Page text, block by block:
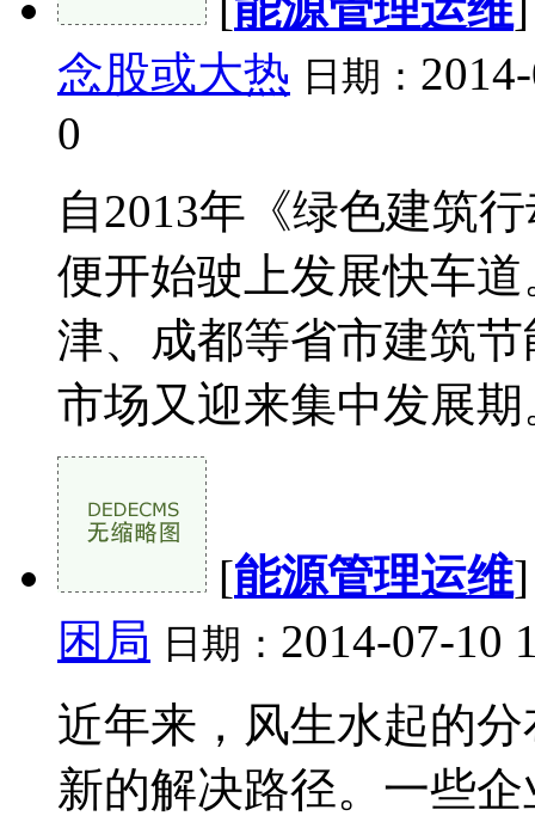
念股或大热 日期：
0
自2013年《绿色建筑
便开始驶上发展快车
津、成都等省市建筑
市场又迎来集中发展期
[能源管理运维
困局 日期： 2014-07-10
近年来，风生水起的
新的解决路径。一些